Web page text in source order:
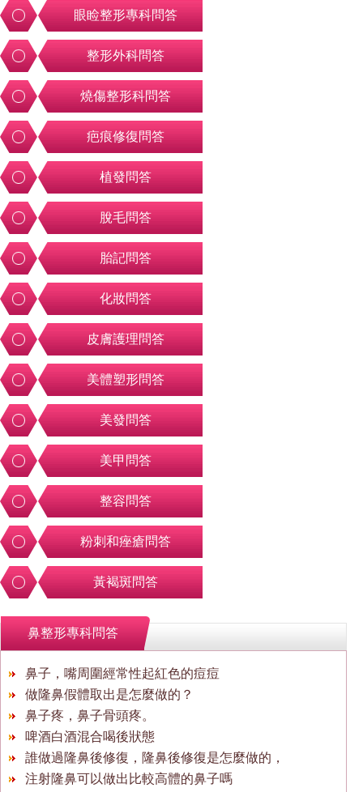
眼睑整形專科問答
整形外科問答
燒傷整形科問答
疤痕修復問答
植發問答
脫毛問答
胎記問答
化妝問答
皮膚護理問答
美體塑形問答
美發問答
美甲問答
整容問答
粉刺和痤瘡問答
黃褐斑問答
鼻整形專科問答
鼻子，嘴周圍經常性起紅色的痘痘
做隆鼻假體取出是怎麼做的？
鼻子疼，鼻子骨頭疼。
啤酒白酒混合喝後狀態
誰做過隆鼻後修復，隆鼻後修復是怎麼做的，
注射隆鼻可以做出比較高體的鼻子嗎